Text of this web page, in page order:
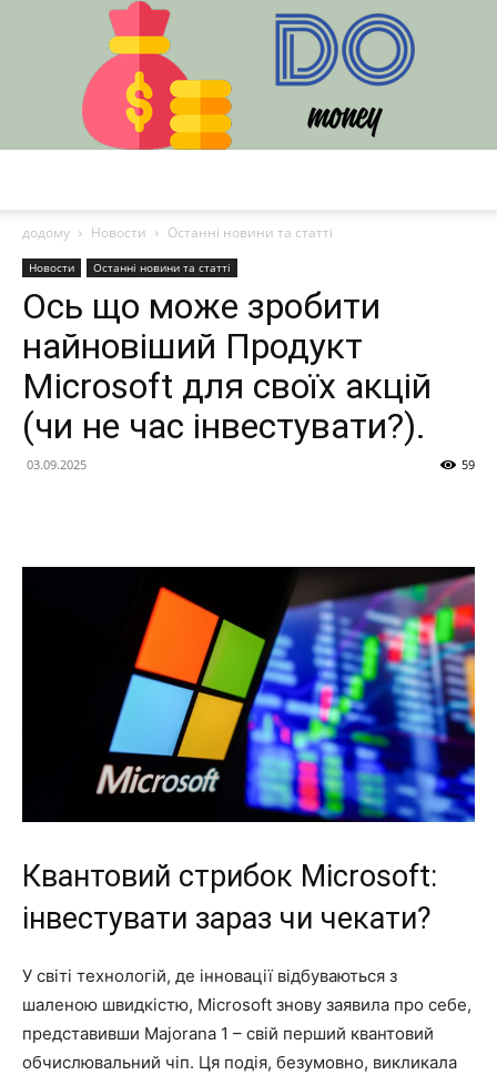
додому
Новости Останні новини та статті
Новости Останні новини та статті
Ось що може зробити
найновіший Продукт
Microsoft для своїх акцій
(чи не час інвестувати?).
03.09.2025 59
Квантовий стрибок Microsoft:
інвестувати зараз чи чекати?
У світі технологій, де інновації відбуваються з
шаленою швидкістю, Microsoft знову заявила про себе,
представивши Majorana 1 – свій перший квантовий
обчислювальний чіп. Ця подія, безумовно, викликала